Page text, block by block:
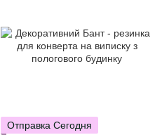
Отправка Сегодня